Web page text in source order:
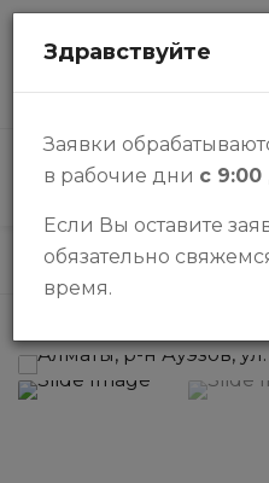
Каталог
Здравствуйте
Заявки
в рабочие дни с 9:00
Если Вы оставите
обязательно
время.